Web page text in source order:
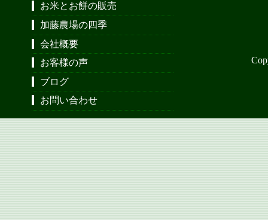
お米とお餅の販売
加藤農場の四季
会社概要
お客様の声
ブログ
お問い合わせ